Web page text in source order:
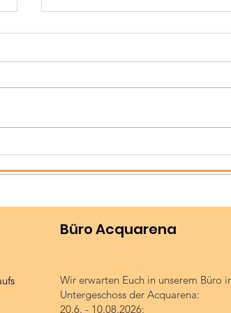
Große Spannung, aber
auch Pech bei der
Triathlon
Büro Acquarena
Wir erwarten Euch in unserem Büro
Untergeschoss der Acquarena:
20.6. - 10.08.2026: